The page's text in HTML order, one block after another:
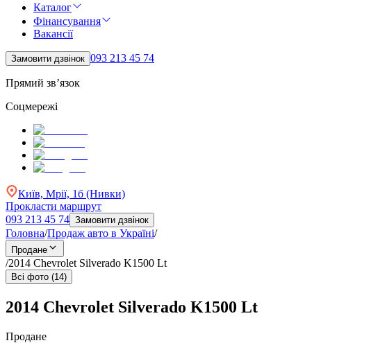
Каталог
Фінансування
Вакансії
Замовити дзвінок 093 213 45 74
Прямий зв’язок
Соцмережі
Київ, Мрії, 1б (Нивки)
Прокласти маршрут
093 213 45 74 Замовити дзвінок
Головна/Продаж авто в Україні/
Продане
/2014 Chevrolet Silverado K1500 Lt
Всі фото (14)
2014 Chevrolet Silverado K1500 Lt
Продане